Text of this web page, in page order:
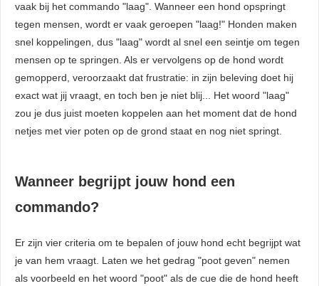
vaak bij het commando "laag". Wanneer een hond opspringt
tegen mensen, wordt er vaak geroepen "laag!" Honden maken
snel koppelingen, dus "laag" wordt al snel een seintje om tegen
mensen op te springen. Als er vervolgens op de hond wordt
gemopperd, veroorzaakt dat frustratie: in zijn beleving doet hij
exact wat jij vraagt, en toch ben je niet blij... Het woord "laag"
zou je dus juist moeten koppelen aan het moment dat de hond
netjes met vier poten op de grond staat en nog niet springt.
Wanneer begrijpt jouw hond een
commando?
Er zijn vier criteria om te bepalen of jouw hond echt begrijpt wat
je van hem vraagt. Laten we het gedrag "poot geven" nemen
als voorbeeld en het woord "poot" als de cue die de hond heeft